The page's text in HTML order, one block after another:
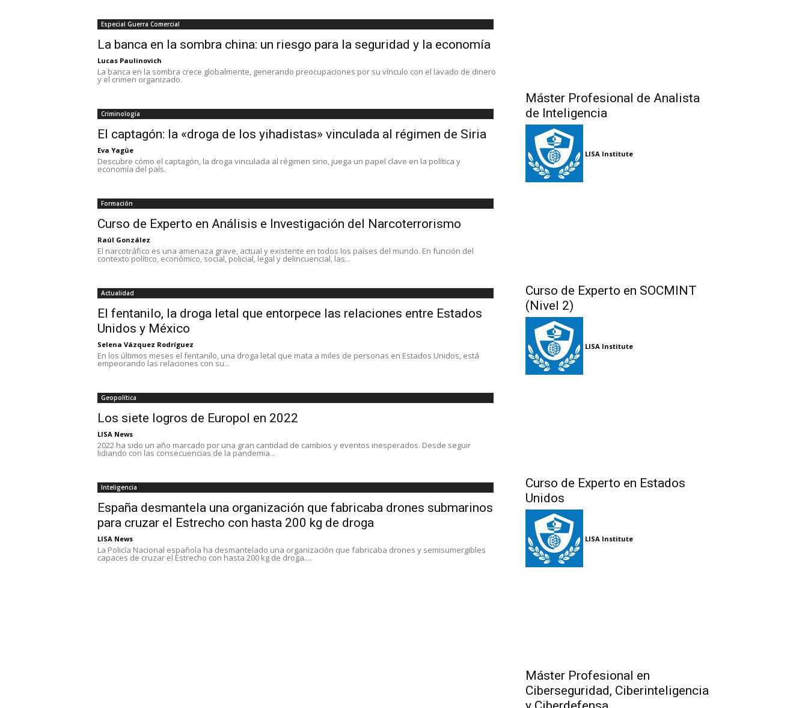
Especial Guerra Comercial
La banca en la sombra china: un riesgo para la seguridad y la economía
Lucas Paulinovich
La banca en la sombra crece globalmente, generando preocupaciones por su vínculo con el lavado de dinero
y el crimen organizado.
Criminología
El captagón: la «droga de los yihadistas» vinculada al régimen de Siria
Eva Yagüe
Descubre cómo el captagón, la droga vinculada al régimen sirio, juega un papel clave en la política y
economía del país.
Formación
Curso de Experto en Análisis e Investigación del Narcoterrorismo
Raúl González
El narcotráfico es una amenaza grave, actual y existente en todos los países del mundo. En función del
contexto político, económico, social, policial, legal y delincuencial, las...
Actualidad
El fentanilo, la droga letal que entorpece las relaciones entre Estados
Unidos y México
Selena Vázquez Rodríguez
En los últimos meses el fentanilo, una droga letal que mata a miles de personas en Estados Unidos, está
empeorando las relaciones con su...
Geopolítica
Los siete logros de Europol en 2022
LISA News
2022 ha sido un año marcado por una gran cantidad de cambios y eventos inesperados. Desde seguir
lidiando con las consecuencias de la pandemia...
Inteligencia
España desmantela una organización que fabricaba drones submarinos
para cruzar el Estrecho con hasta 200 kg de droga
LISA News
La Policía Nacional española ha desmantelado una organización que fabricaba drones y semisumergibles
capaces de cruzar el Estrecho con hasta 200 kg de droga....
Máster Profesional de Analista
de Inteligencia
LISA Institute
Curso de Experto en SOCMINT
(Nivel 2)
LISA Institute
Curso de Experto en Estados
Unidos
LISA Institute
Máster Profesional en
Ciberseguridad, Ciberinteligencia